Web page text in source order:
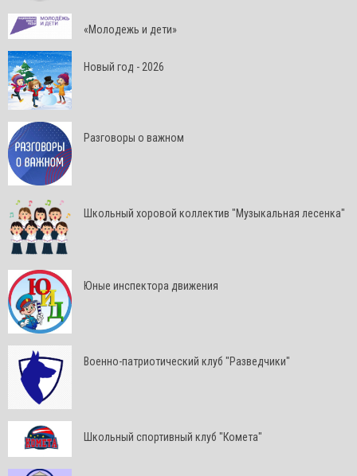
«Молодежь и дети»
Новый год - 2026
Разговоры о важном
Школьный хоровой коллектив "Музыкальная лесенка"
Юные инспектора движения
Военно-патриотический клуб "Разведчики"
Школьный спортивный клуб "Комета"